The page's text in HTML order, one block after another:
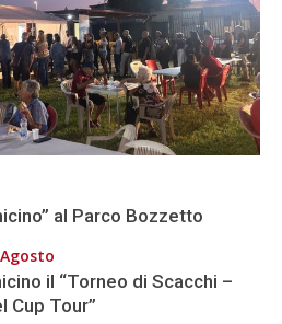
al Parco Bozzetto
il “Torneo di Scacchi –
Cup Tour”